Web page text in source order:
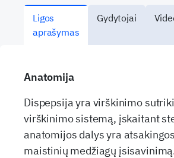
Ligos
aprašymas
Gydytojai
Anatomija
Dispepsija yra virškinimo
virškinimo sistemą, įskaitant
anatomijos dalys yra
maistinių medžiagų